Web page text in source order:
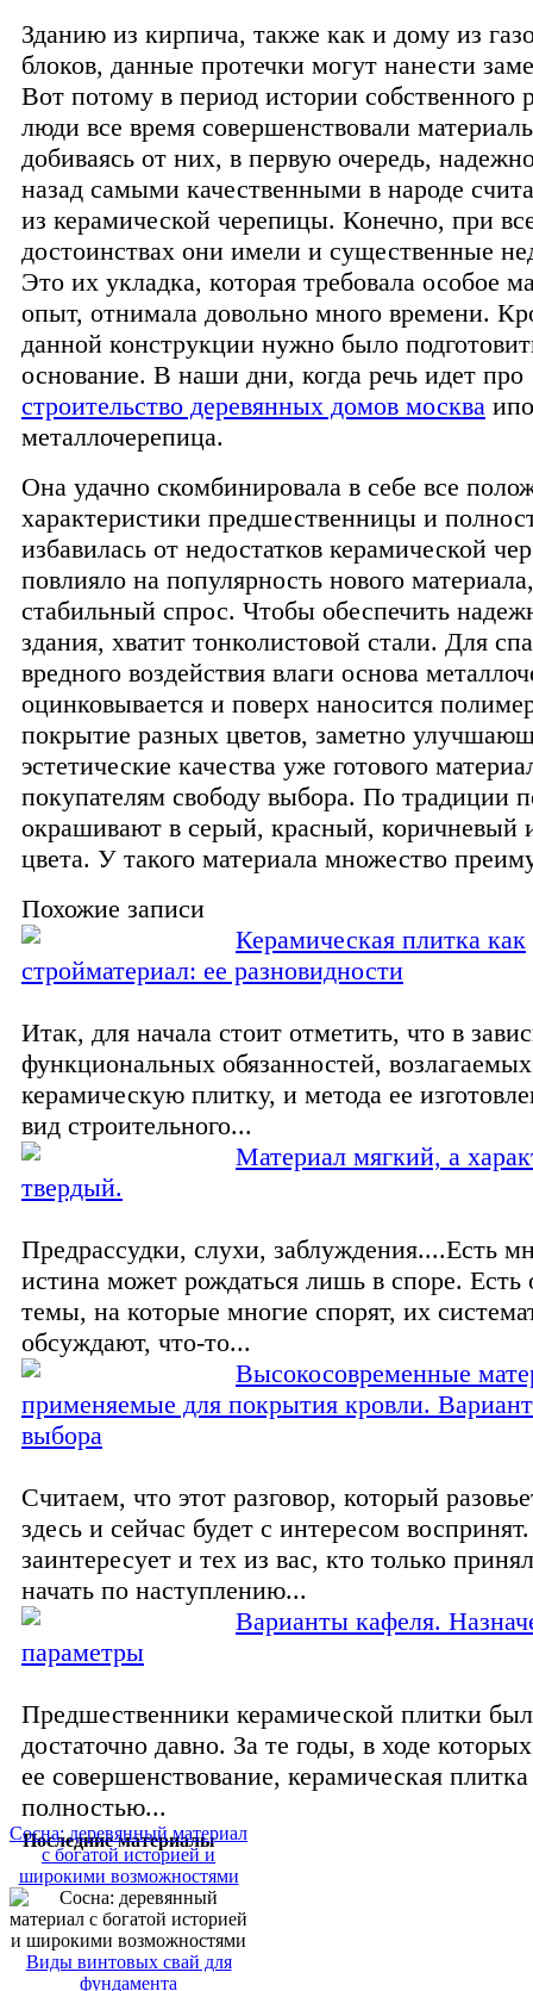
Зданию из кирпича, также как и дому из
блоков, данные протечки могут нанести
Вот потому в период истории собственного
люди все время совершенствовали
добиваясь от них, в первую очередь,
назад самыми качественными в народе
из керамической черепицы. Конечно, при
достоинствах они имели и существенные
Это их укладка, которая требовала особое
опыт, отнимала довольно много времени.
данной конструкции нужно было
основание. В наши дни, когда речь идет про
строительство деревянных домов москва
металлочерепица.
Она удачно скомбинировала в себе все
характеристики предшественницы и
избавилась от недостатков керамической
повлияло на популярность нового
стабильный спрос. Чтобы обеспечить
здания, хватит тонколистовой стали. Для
вредного воздействия влаги основа
оцинковывается и поверх наносится
покрытие разных цветов, заметно
эстетические качества уже готового
покупателям свободу выбора. По традиции
окрашивают в серый, красный, коричневый
цвета. У такого материала множество
Похожие записи
Керамическая плитка как
стройматериал: ее разновидности
Итак, для начала стоит отметить, что в
функциональных обязанностей,
керамическую плитку, и метода ее
вид строительного...
Материал мягкий, а
твердый.
Предрассудки, слухи, заблуждения....Есть
истина может рождаться лишь в споре. Есть
темы, на которые многие спорят, их
обсуждают, что-то...
Высокосовременные
применяемые для покрытия кровли.
выбора
Считаем, что этот разговор, который
здесь и сейчас будет с интересом
заинтересует и тех из вас, кто только
начать по наступлению...
Варианты кафеля.
параметры
Предшественники керамической плитки
достаточно давно. За те годы, в ходе
ее совершенствование, керамическая
полностью...
Последние материалы
Сосна: деревянный материал
с богатой историей и
широкими возможностями
Виды винтовых свай для
фундамента